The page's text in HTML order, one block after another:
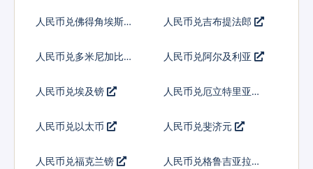
人民币兑佛得角埃斯库
人民币兑吉布提法郎
人民币兑多米尼加比索 人民币兑阿尔及利亚
人民币兑埃及镑
人民币兑厄立特里亚纳
人民币兑以太币 人民币兑斐济元
人民币兑福克兰镑 人民币兑格鲁吉亚拉里